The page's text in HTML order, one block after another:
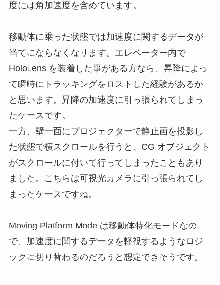
度には角加速度を含めています。
移動体に乗った状態では加速度に関するデータが
当てにならなくなります。エレベーター内で
HoloLens を装着した事がある方なら、昇降によっ
て瞬時にトラッキングをロストした経験があるか
と思います。昇降の加速度に引っ張られてしまっ
たケースです。
一方、壁一面にプロジェクターで静止画を投影し
た状態で横スクロールを行うと、CG オブジェクト
がスクロールに付いて行ってしまったこともあり
ました。こちらは可視光カメラに引っ張られてし
まったケースですね。
Moving Platform Mode は移動体特化モードなの
で、加速度に関するデータを軽視するようなロジ
ックに切り替わるのだろうと想定できそうです。